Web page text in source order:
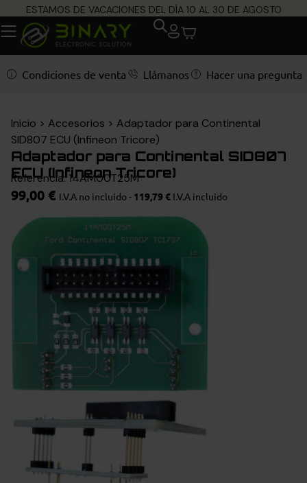
ESTAMOS DE VACACIONES DEL DÍA 10 AL 30 DE AGOSTO
Condiciones de venta Llámanos Hacer una pregunta
Inicio > Accesorios > Adaptador para Continental
SID807 ECU (Infineon Tricore)
Adaptador para Continental SID807
ECU (Infineon Tricore)
Referencia: 14AM00T25M
99,00 € I.V.A no incluido - 119,79 € I.V.A incluido